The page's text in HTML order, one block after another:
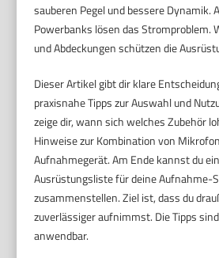
sauberen Pegel und bessere Dynamik.
Powerbanks lösen das Stromproblem.
und Abdeckungen schützen die
Dieser Artikel gibt dir klare
praxisnahe Tipps zur Auswahl und
zeige dir, wann sich welches Zubehör
Hinweise zur Kombination von
Aufnahmegerät. Am Ende kannst du
Ausrüstungsliste für deine Aufnahme-
zusammenstellen. Ziel ist, dass du
zuverlässiger aufnimmst. Die Tipps
anwendbar.